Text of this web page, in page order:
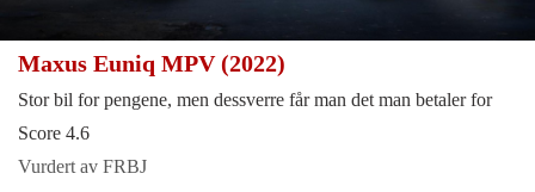
Maxus Euniq MPV (2022)
Stor bil for pengene, men dessverre får man det man betaler for
Score 4.6
Vurdert av FRBJ